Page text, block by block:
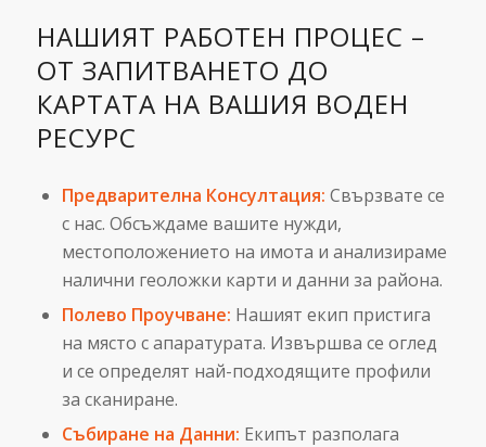
НАШИЯТ РАБОТЕН ПРОЦЕС –
ОТ ЗАПИТВАНЕТО ДО
КАРТАТА НА ВАШИЯ ВОДЕН
РЕСУРС
Предварителна Консултация: Свързвате се
с нас. Обсъждаме вашите нужди,
местоположението на имота и анализираме
налични геоложки карти и данни за района.
Полево Проучване: Нашият екип пристига
на място с апаратурата. Извършва се оглед
и се определят най-подходящите профили
за сканиране.
Събиране на Данни: Екипът разполага